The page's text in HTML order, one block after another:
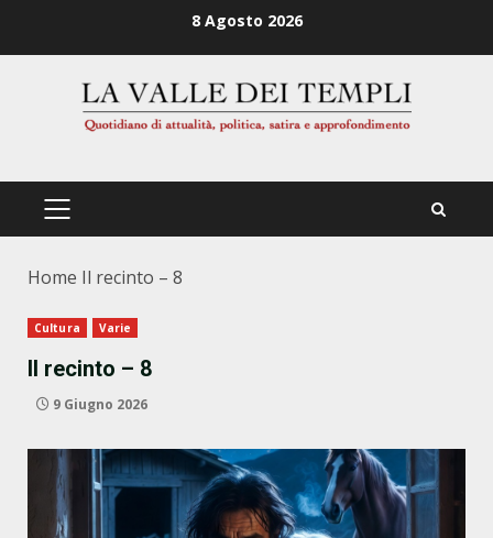
8 Agosto 2026
PRIMÄRES
Home Il recinto – 8
Cultura Varie
Il recinto – 8
9 Giugno 2026